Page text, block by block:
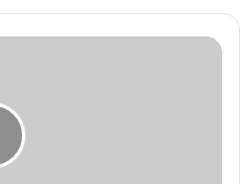
b
s
e